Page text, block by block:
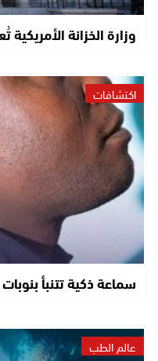
وزارة الخزانة
اكتشافات
سماعة ذكية تتنبأ
عالم الطب